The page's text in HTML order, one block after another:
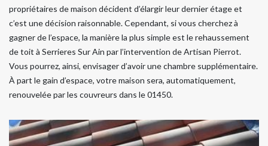
propriétaires de maison décident d’élargir leur dernier étage et
c’est une décision raisonnable. Cependant, si vous cherchez à
gagner de l’espace, la manière la plus simple est le rehaussement
de toit à Serrieres Sur Ain par l’intervention de Artisan Pierrot.
Vous pourrez, ainsi, envisager d’avoir une chambre supplémentaire.
À part le gain d’espace, votre maison sera, automatiquement,
renouvelée par les couvreurs dans le 01450.